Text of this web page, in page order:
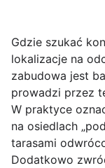
Gdzie szukać
lokalizacje na
zabudowa jest
prowadzi przez
W praktyce
na osiedlach
tarasami
Dodatkowo